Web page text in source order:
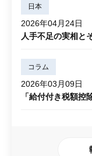
日本
2026年04月24日
人手不足の実相と
コラム
2026年03月09日
「給付付き税額控